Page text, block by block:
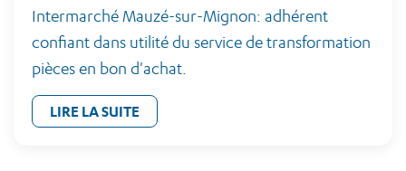
Intermarché Mauzé-sur-Mignon: adhérent
confiant dans utilité du service de transformation
pièces en bon d'achat.
LIRE LA SUITE